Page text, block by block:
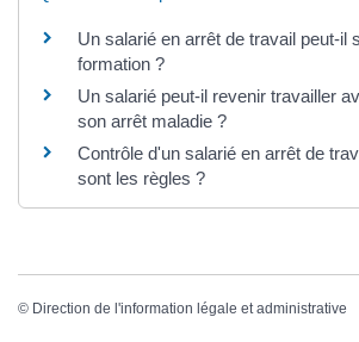
Un salarié en arrêt de travail peut-il
formation ?
Un salarié peut-il revenir travailler
son arrêt maladie ?
Contrôle d'un salarié en arrêt de
sont les règles ?
© Direction de l'information légale et administrative